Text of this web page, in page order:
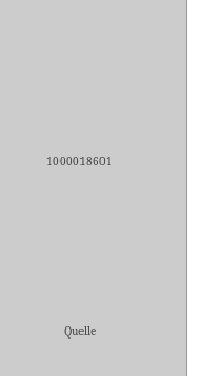
1000018601
Quelle